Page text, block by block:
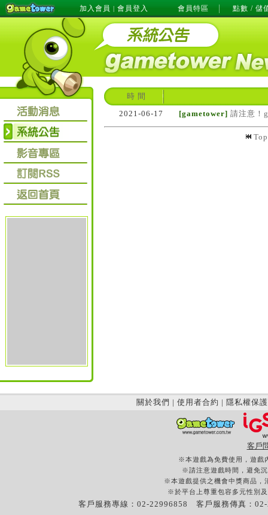
加入會員 | 會員登入 會員特區 點數 / 儲
時 間
2021-06-17
[gametower] 請注意！
關於我們 | 使用者合約 | 隱私權保護
客戶
※本遊戲為免費使用，遊戲
※請注意遊戲時間，避免
※本遊戲提供之機會中獎商品，
※於平台上尊重包容多元性別
客戶服務專線：02-22996858 客戶服務傳真：